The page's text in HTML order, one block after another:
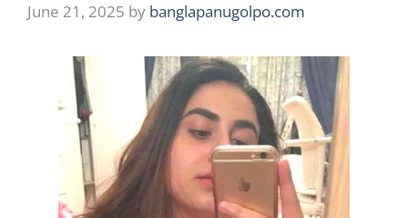
June 21, 2025 by banglapanugolpo.com